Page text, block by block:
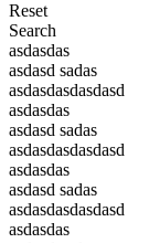
Reset
Search
asdasdas
asdasd sadas
asdasdasdasdasd
asdasdas
asdasd sadas
asdasdasdasdasd
asdasdas
asdasd sadas
asdasdasdasdasd
asdasdas